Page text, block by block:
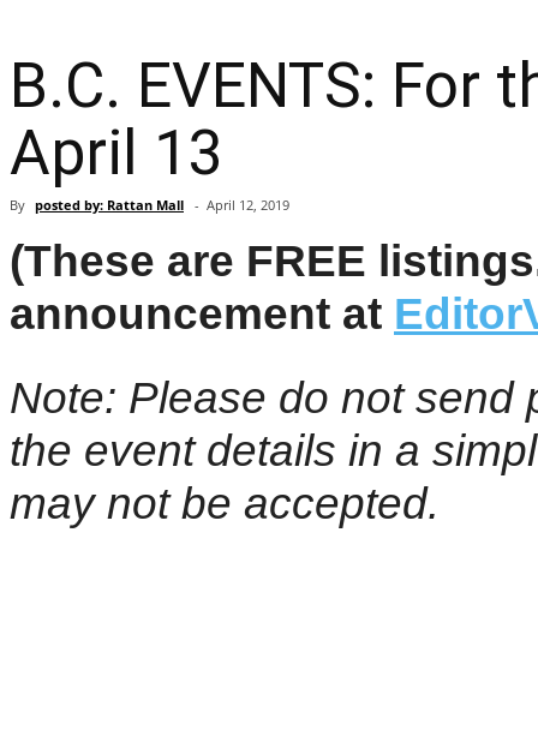
B.C. EVENTS: For
April 13
By posted by: Rattan Mall - April 12, 2019
(These are FREE
announcement at
Note: Please do not send
the event details in a
may not be accepted.